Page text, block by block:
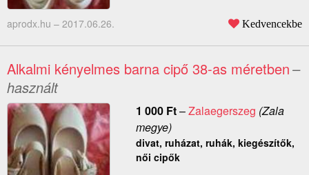
aprodx.hu – 2017.06.26. Kedvencekbe
Alkalmi kényelmes barna cipő 38-as méretben–
használt
1 000 Ft–Zalaegerszeg (Zala
megye)
divat, ruházat, ruhák, kiegészítők,
női cipők